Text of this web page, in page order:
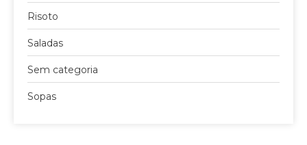
Risoto
Saladas
Sem categoria
Sopas